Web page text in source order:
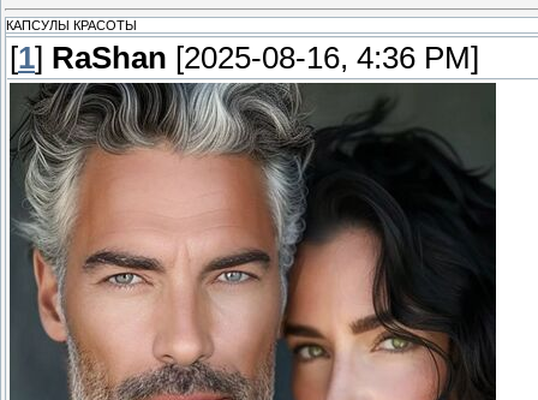
КАПСУЛЫ КРАСОТЫ
[1] RaShan [2025-08-16, 4:36 PM]